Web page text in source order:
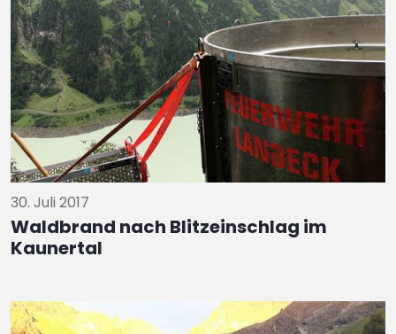
30. Juli 2017
Waldbrand nach Blitzeinschlag im
Kaunertal